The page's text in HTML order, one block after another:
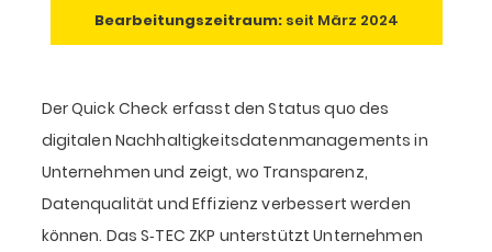
Bearbeitungszeitraum:seit März 2024
Der Quick Check erfasst den Status quo des
digitalen Nachhaltigkeitsdatenmanagements in
Unternehmen und zeigt, wo Transparenz,
Datenqualität und Effizienz verbessert werden
können. Das S‑TEC ZKP unterstützt Unternehmen